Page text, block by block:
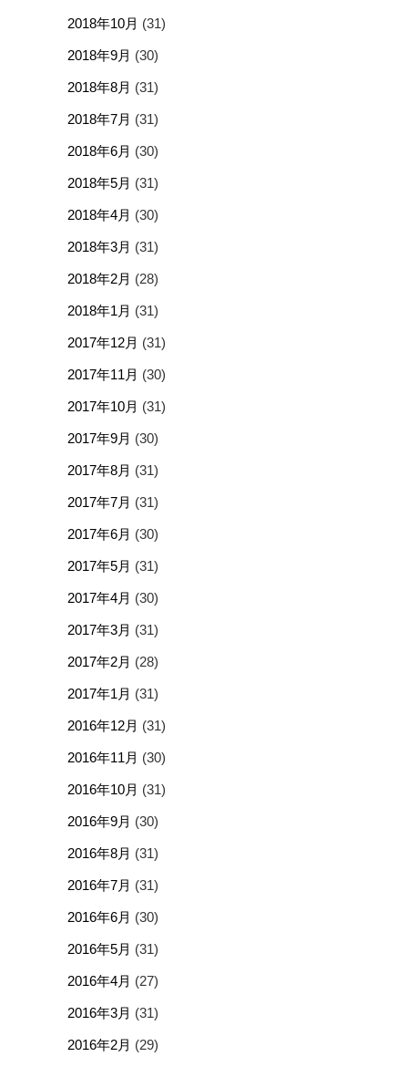
2018年10月 (31)
2018年9月 (30)
2018年8月 (31)
2018年7月 (31)
2018年6月 (30)
2018年5月 (31)
2018年4月 (30)
2018年3月 (31)
2018年2月 (28)
2018年1月 (31)
2017年12月 (31)
2017年11月 (30)
2017年10月 (31)
2017年9月 (30)
2017年8月 (31)
2017年7月 (31)
2017年6月 (30)
2017年5月 (31)
2017年4月 (30)
2017年3月 (31)
2017年2月 (28)
2017年1月 (31)
2016年12月 (31)
2016年11月 (30)
2016年10月 (31)
2016年9月 (30)
2016年8月 (31)
2016年7月 (31)
2016年6月 (30)
2016年5月 (31)
2016年4月 (27)
2016年3月 (31)
2016年2月 (29)